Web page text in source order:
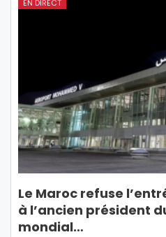
EN DIRECT
Le Maroc refuse
à l’ancien président
mondial…